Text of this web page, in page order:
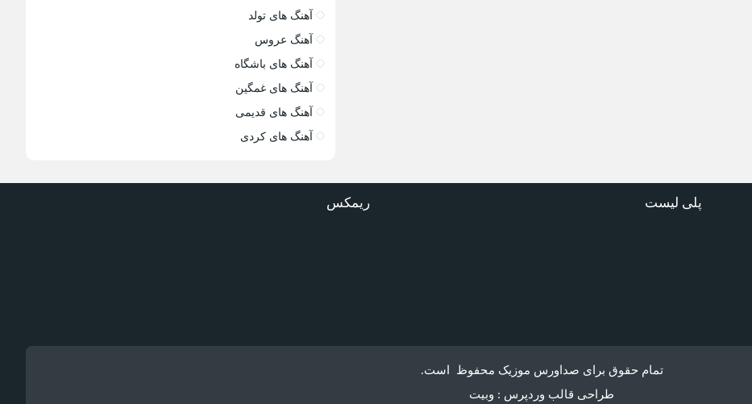
آهنگ های تولد
آهنگ عروس
آهنگ های باشگاه
آهنگ های غمگین
آهنگ های قدیمی
آهنگ های کردی
پلی لیست ریمکس
تمام حقوق برای صداورس موزیک محفوظ است.
طراحی قالب وردپرس : وبیت